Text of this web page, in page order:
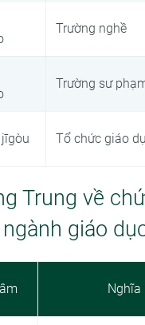
Trường nghề
Trường sư
Tổ chức giáo
Trung về
giáo
Nghĩa